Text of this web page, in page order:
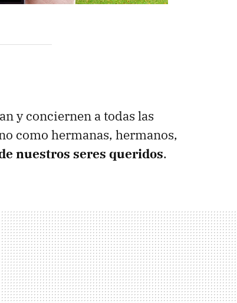
y conciernen a todas las
como hermanas, hermanos,
nuestros seres queridos.